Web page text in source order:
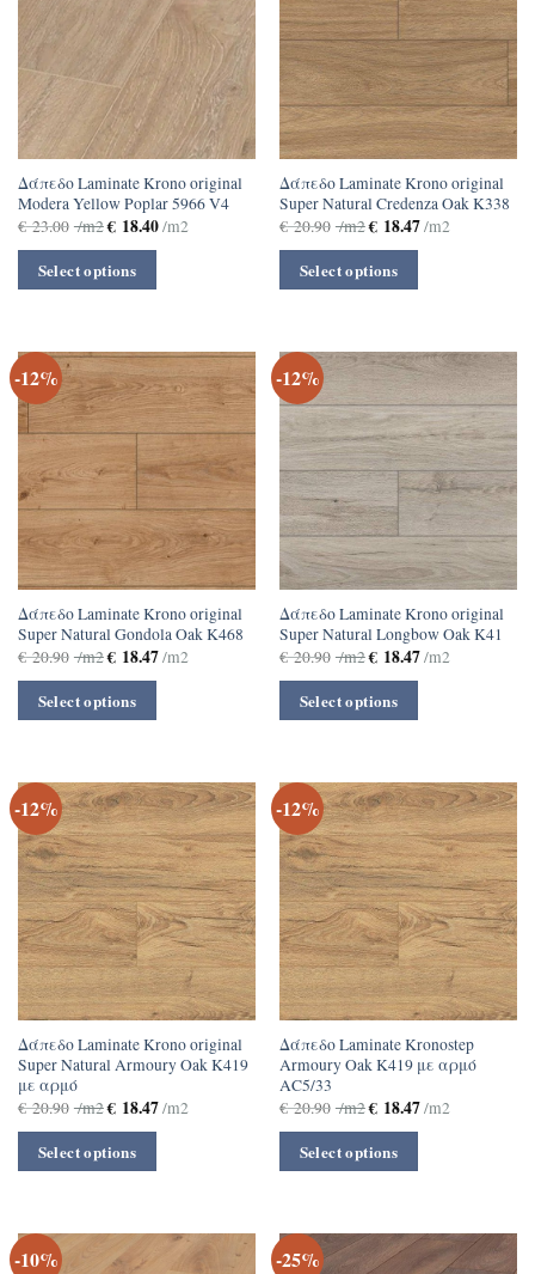
Δάπεδο Laminate Krono original
Μοdera Yellow Poplar 5966 V4
€23.00 /m2€18.40/m2
Select options
Δάπεδο Laminate Krono original
Super Natural Credenza Oak K338
€20.90 /m2€18.47/m2
Select options
-12%
Δάπεδο Laminate Krono original
Super Natural Gondola Oak K468
€20.90 /m2€18.47/m2
Select options
-12%
Δάπεδο Laminate Krono original
Super Natural Longbow Oak K41
€20.90 /m2€18.47/m2
Select options
-12%
Δάπεδο Laminate Krono original
Super Natural Armoury Oak K419
με αρμό
€20.90 /m2€18.47/m2
Select options
-12%
Δάπεδο Laminate Kronostep
Armoury Oak K419 με αρμό
ΑC5/33
€20.90 /m2€18.47/m2
Select options
-10% -25%